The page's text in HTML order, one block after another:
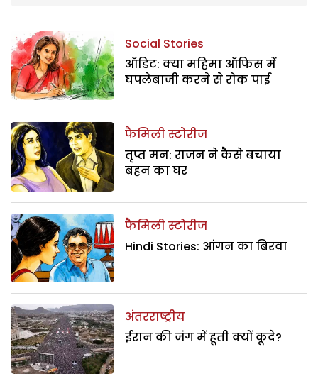
Social Stories
ऑडिट: क्या महिमा ऑफिस में
घपलेबाजी करने से रोक पाई
फैमिली स्टोरीज
तृप्त मन: राजन ने कैसे बचाया
बहन का घर
फैमिली स्टोरीज
Hindi Stories: आंगन का बिरवा
अंतरराष्ट्रीय
ईरान की जंग में हूती क्यों कूदे?